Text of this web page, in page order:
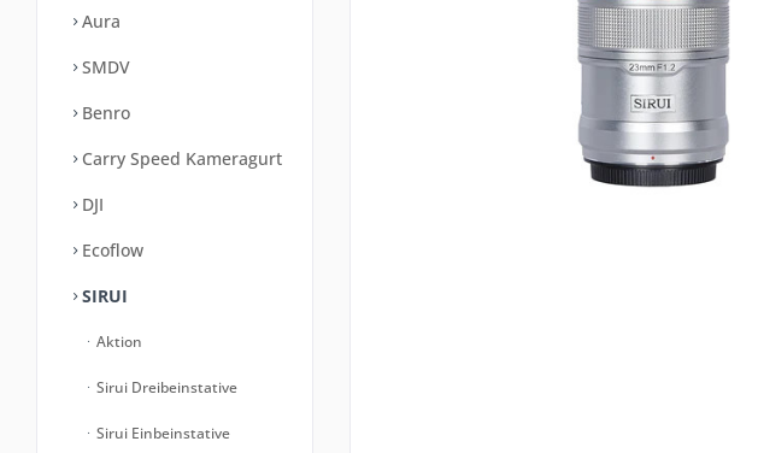
Aura
SMDV
Benro
Carry Speed Kameragurt
DJI
Ecoflow
SIRUI
Aktion
Sirui Dreibeinstative
Sirui Einbeinstative